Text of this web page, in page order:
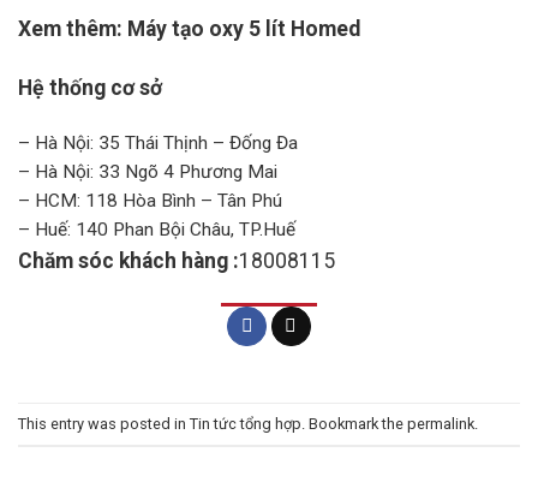
Xem thêm: Máy tạo oxy 5 lít Homed
Hệ thống cơ sở
– Hà Nội: 35 Thái Thịnh – Đống Đa
– Hà Nội: 33 Ngõ 4 Phương Mai
– HCM: 118 Hòa Bình – Tân Phú
– Huế: 140 Phan Bội Châu, TP.Huế
Chăm sóc khách hàng :18008115
This entry was posted in Tin tức tổng hợp . Bookmark the permalink